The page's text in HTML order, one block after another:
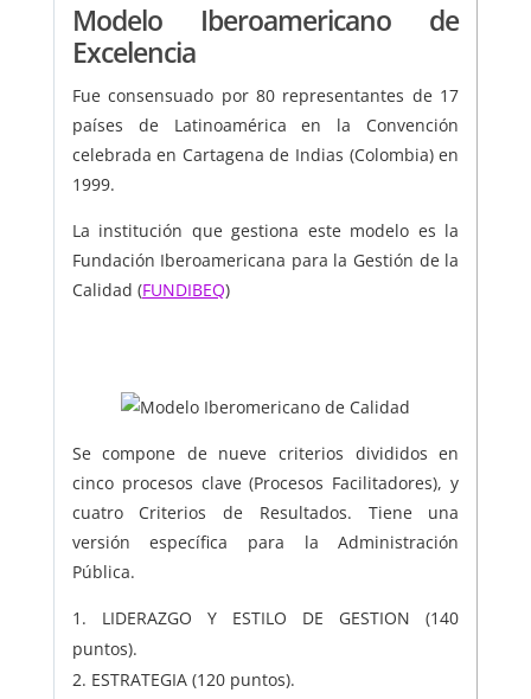
Modelo Iberoamericano de
Excelencia
Fue consensuado por 80 representantes de 17
países de Latinoamérica en la Convención
celebrada en Cartagena de Indias (Colombia) en
1999.
La institución que gestiona este modelo es la
Fundación Iberoamericana para la Gestión de la
Calidad (FUNDIBEQ)
Se compone de nueve criterios divididos en
cinco procesos clave (Procesos Facilitadores), y
cuatro Criterios de Resultados. Tiene una
versión específica para la Administración
Pública.
LIDERAZGO Y ESTILO DE GESTION (140
puntos).
ESTRATEGIA (120 puntos).